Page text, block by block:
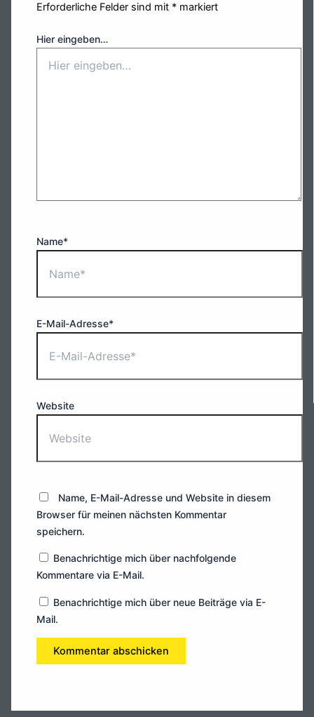
Erforderliche Felder sind mit * markiert
Hier eingeben…
Name*
E-Mail-Adresse*
Website
Name, E-Mail-Adresse und Website in diesem
Browser für meinen nächsten Kommentar
speichern.
Benachrichtige mich über nachfolgende
Kommentare via E-Mail.
Benachrichtige mich über neue Beiträge via E-
Mail.